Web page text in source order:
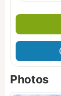
Photos